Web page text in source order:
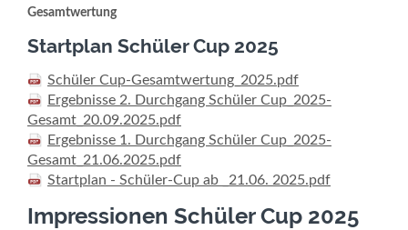
Gesamtwertung
Startplan Schüler Cup 2025
Schüler Cup-Gesamtwertung_2025.pdf
Ergebnisse 2. Durchgang Schüler Cup_2025-
Gesamt_20.09.2025.pdf
Ergebnisse 1. Durchgang Schüler Cup_2025-
Gesamt_21.06.2025.pdf
Startplan - Schüler-Cup ab _21.06. 2025.pdf
Impressionen Schüler Cup 2025